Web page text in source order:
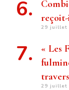
29 juillet
« Les
29 juillet